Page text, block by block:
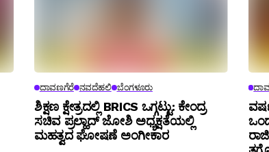
ದಾವಣಗೆರೆ ನವದೆಹಲಿ ಬೆಂಗಳೂರು
ಶಿಕ್ಷಣ ಕ್ಷೇತ್ರದಲ್ಲಿ BRICS ಒಗ್ಗಟ್ಟು: ಕೇಂದ್ರ
ಸಚಿವ ಪ್ರಲ್ಹಾದ್ ಜೋಶಿ ಅಧ್ಯಕ್ಷತೆಯಲ್ಲಿ
ಮಹತ್ವದ ಘೋಷಣೆ ಅಂಗೀಕಾರ